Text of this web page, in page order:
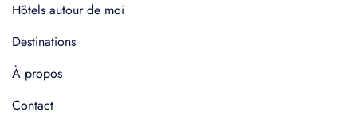
Hôtels autour de moi
Destinations
À propos
Contact